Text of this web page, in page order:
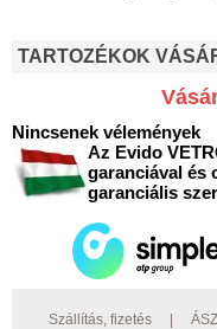
TARTOZÉKOK
Nincsenek vélemények
Az Evido
garanciával és
garanciális
Szállítás, fizetés